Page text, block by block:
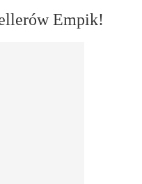
Empik!